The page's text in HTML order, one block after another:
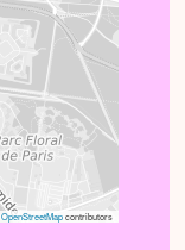
OpenStreetMapcontributors